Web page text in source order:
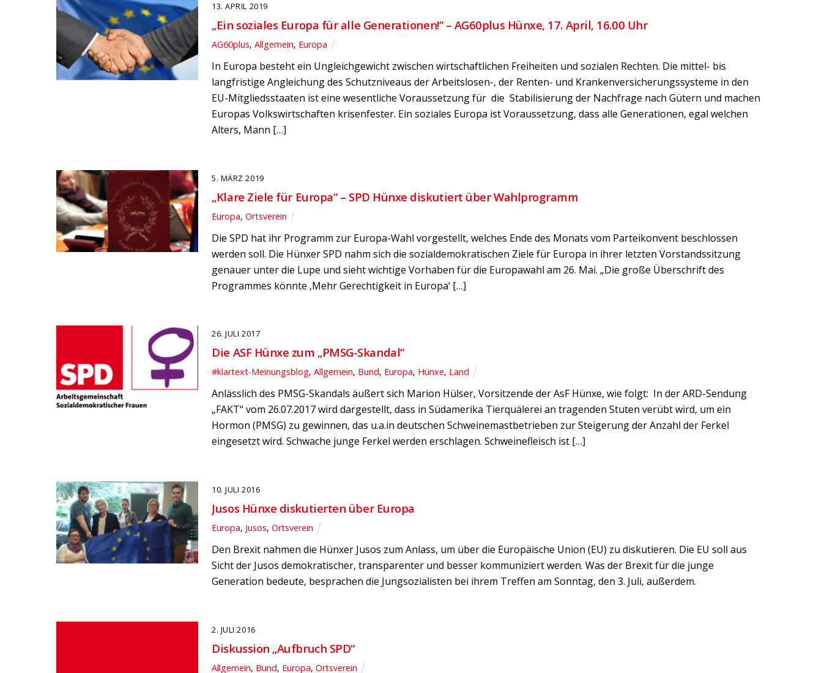
13. APRIL 2019
„Ein soziales Europa für alle Generationen!“ – AG60plus Hünxe, 17. April, 16.00 Uhr
AG60plus,Allgemein, Europa
In Europa besteht ein Ungleichgewicht zwischen wirtschaftlichen Freiheiten und sozialen Rechten. Die mittel- bis
langfristige Angleichung des Schutzniveaus der Arbeitslosen-, der Renten- und Krankenversicherungssysteme in den
EU-Mitgliedsstaaten ist eine wesentliche Voraussetzung für die Stabilisierung der Nachfrage nach Gütern und machen
Europas Volkswirtschaften krisenfester. Ein soziales Europa ist Voraussetzung, dass alle Generationen, egal welchen
Alters, Mann […]
5. MÄRZ 2019
„Klare Ziele für Europa“ – SPD Hünxe diskutiert über Wahlprogramm
Europa,Ortsverein
Die SPD hat ihr Programm zur Europa-Wahl vorgestellt, welches Ende des Monats vom Parteikonvent beschlossen
werden soll. Die Hünxer SPD nahm sich die sozialdemokratischen Ziele für Europa in ihrer letzten Vorstandssitzung
genauer unter die Lupe und sieht wichtige Vorhaben für die Europawahl am 26. Mai. „Die große Überschrift des
Programmes könnte ‚Mehr Gerechtigkeit in Europa‘ […]
26. JULI 2017
Die ASF Hünxe zum „PMSG-Skandal“
#klartext-Meinungsblog,Allgemein, Bund, Europa, Hünxe, Land
Anlässlich des PMSG-Skandals äußert sich Marion Hülser, Vorsitzende der AsF Hünxe, wie folgt: In der ARD-Sendung
„FAKT“ vom 26.07.2017 wird dargestellt, dass in Südamerika Tierquälerei an tragenden Stuten verübt wird, um ein
Hormon (PMSG) zu gewinnen, das u.a.in deutschen Schweinemastbetrieben zur Steigerung der Anzahl der Ferkel
eingesetzt wird. Schwache junge Ferkel werden erschlagen. Schweinefleisch ist […]
10. JULI 2016
Jusos Hünxe diskutierten über Europa
Europa, Jusos,Ortsverein
Den Brexit nahmen die Hünxer Jusos zum Anlass, um über die Europäische Union (EU) zu diskutieren. Die EU soll aus
Sicht der Jusos demokratischer, transparenter und besser kommuniziert werden. Was der Brexit für die junge
Generation bedeute, besprachen die Jungsozialisten bei ihrem Treffen am Sonntag, den 3. Juli, außerdem.
2. JULI 2016
Diskussion „Aufbruch SPD“
Allgemein, Bund, Europa,Ortsverein